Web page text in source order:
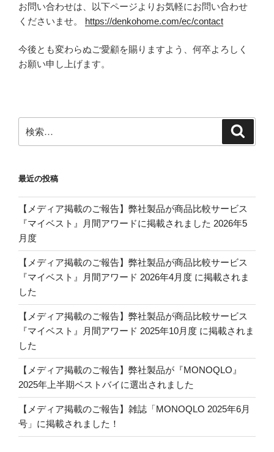
お問い合わせは、以下ページよりお気軽にお問い合わせ
くださいませ。 https://denkohome.com/ec/contact
今後とも変わらぬご愛顧を賜りますよう、何卒よろしく
お願い申し上げます。
索:
最近の投稿
【メディア掲載のご報告】弊社製品が商品比較サービス
『マイベスト』月間アワードに掲載されました 2026年5
月度
【メディア掲載のご報告】弊社製品が商品比較サービス
『マイベスト』月間アワード 2026年4月度 に掲載されま
した
【メディア掲載のご報告】弊社製品が商品比較サービス
『マイベスト』月間アワード 2025年10月度 に掲載されま
した
【メディア掲載のご報告】弊社製品が『MONOQLO』
2025年上半期ベストバイに選出されました
【メディア掲載のご報告】雑誌「MONOQLO 2025年6月
号」に掲載されました！